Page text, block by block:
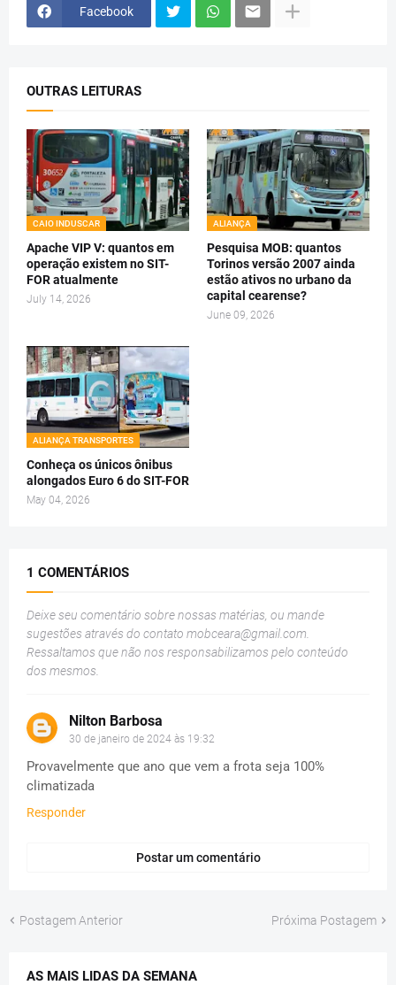
Facebook
OUTRAS LEITURAS
CAIO INDUSCAR
Apache VIP V: quantos em
operação existem no SIT-
FOR atualmente
July 14, 2026
ALIANÇA
Pesquisa MOB: quantos
Torinos versão 2007 ainda
estão ativos no urbano da
capital cearense?
June 09, 2026
ALIANÇA TRANSPORTES
Conheça os únicos ônibus
alongados Euro 6 do SIT-FOR
May 04, 2026
1 COMENTÁRIOS
Deixe seu comentário sobre nossas matérias, ou mande
sugestões através do contato mobceara@gmail.com
Ressaltamos que não nos responsabilizamos pelo conteúdo
dos mesmos.
Nilton Barbosa
30 de janeiro de 2024 às 19:32
Provavelmente que ano que vem a frota seja 100%
climatizada
Responder
Postar um comentário
Postagem Anterior Próxima Postagem
AS MAIS LIDAS DA SEMANA